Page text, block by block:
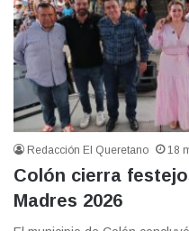
Redacción El Queretano 18
Colón cierra
Madres 2026